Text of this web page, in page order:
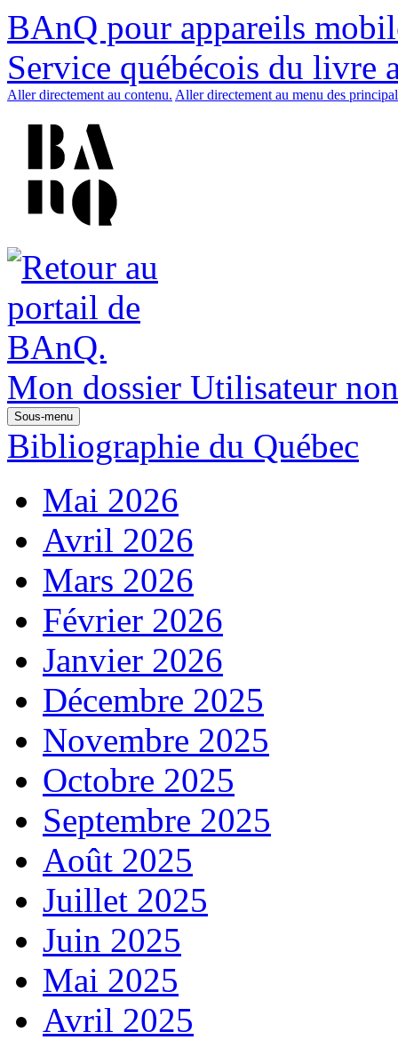
BAnQ pour appareils
Service québécois du livre
Aller directement au contenu. Aller directement au menu des
Mon dossier Utilisateur
Sous-menu
Bibliographie du Québec
Mai 2026
Avril 2026
Mars 2026
Février 2026
Janvier 2026
Décembre 2025
Novembre 2025
Octobre 2025
Septembre 2025
Août 2025
Juillet 2025
Juin 2025
Mai 2025
Avril 2025